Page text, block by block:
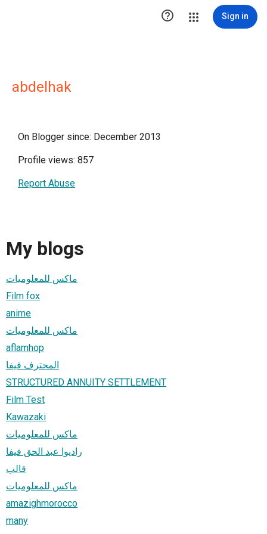
 Sign in
abdelhak
On Blogger since: December 2013
Profile views: 857
Report Abuse
My blogs
ماكس للمعلوميات
Film fox
anime
ماكس للمعلوميات
aflamhop
المحترف فيفا
STRUCTURED ANNUITY SETTLEMENT
Film Test
Kawazaki
ماكس للمعلوميات
راديوا عبد الحق فيفا
قالب
ماكس للمعلوميات
amazighmorocco
many